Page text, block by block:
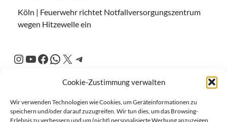
Cookie-Zustimmung verwalten
Wir verwenden Technologien wie Cookies, um Geräteinformationen zu
speichern und/oder darauf zuzugreifen. Wir tun dies, um das Browsing-
Erlebnis zu verbessern und um (nicht) personalisierte Werbung anzuzeigen.
Köln | Feuerwehr richtet Notfallversorgungszentrum
wegen Hitzewelle ein